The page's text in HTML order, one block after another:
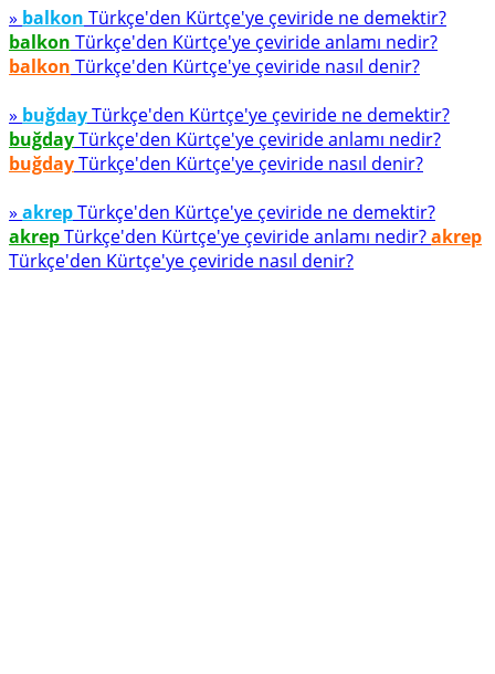
» balkon Türkçe'den Kürtçe'ye çeviride ne demektir?
balkon Türkçe'den Kürtçe'ye çeviride anlamı nedir?
balkon Türkçe'den Kürtçe'ye çeviride nasıl denir?
» buğdayTürkçe'den Kürtçe'ye çeviride ne demektir?
buğdayTürkçe'den Kürtçe'ye çeviride anlamı nedir?
buğdayTürkçe'den Kürtçe'ye çeviride nasıl denir?
» akrepTürkçe'den Kürtçe'ye çeviride ne demektir?
akrepTürkçe'den Kürtçe'ye çeviride anlamı nedir?akrep
Türkçe'den Kürtçe'ye çeviride nasıl denir?